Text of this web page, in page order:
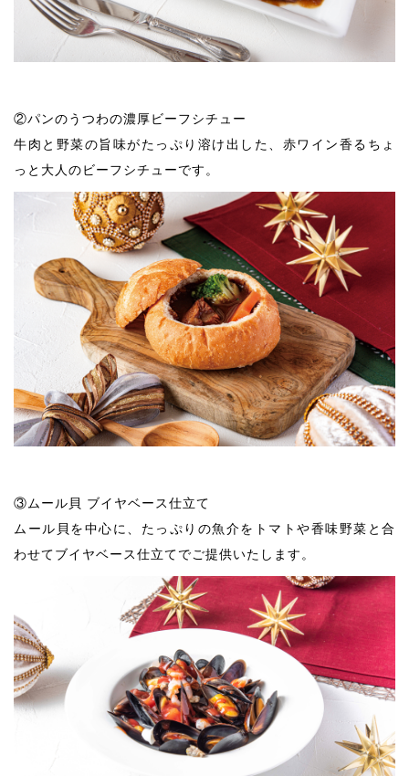
②パンのうつわの濃厚ビーフシチュー
牛肉と野菜の旨味がたっぷり溶け出した、赤ワイン香るちょ
っと大人のビーフシチューです。
③ムール貝 ブイヤベース仕立て
ムール貝を中心に、たっぷりの魚介をトマトや香味野菜と合
わせてブイヤベース仕立てでご提供いたします。